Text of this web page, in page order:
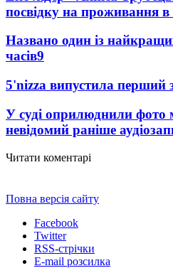
посвідку на проживання в
Названо один із найкращих
часів9
5'nizza випустила перший
У суді оприлюднили фото
невідомий раніше
Читати коментарі
Повна версія сайту
Facebook
Twitter
RSS-стрічки
E-mail розсилка